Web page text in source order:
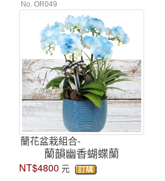
No. OR049
蘭花盆栽組合-
蘭韻幽香蝴蝶蘭
NT$4800 元